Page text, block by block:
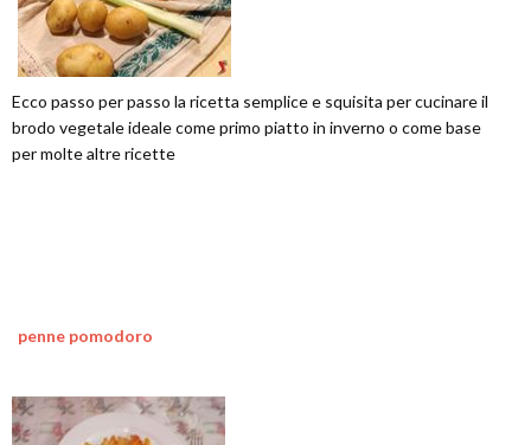
Ecco passo per passo la ricetta semplice e squisita per cucinare il
brodo vegetale ideale come primo piatto in inverno o come base
per molte altre ricette
penne pomodoro